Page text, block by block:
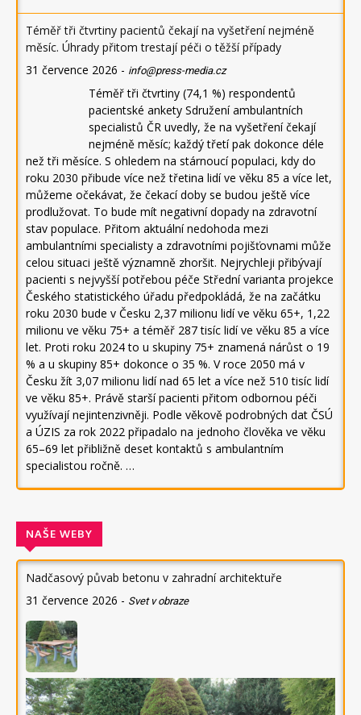
Téměř tři čtvrtiny pacientů čekají na vyšetření nejméně
měsíc. Úhrady přitom trestají péči o těžší případy
31 července 2026 - info@press-media.cz
Téměř tři čtvrtiny (74,1 %) respondentů
pacientské ankety Sdružení ambulantních
specialistů ČR uvedly, že na vyšetření čekají
nejméně měsíc; každý třetí pak dokonce déle
než tři měsíce. S ohledem na stárnoucí populaci, kdy do
roku 2030 přibude více než třetina lidí ve věku 85 a více let,
můžeme očekávat, že čekací doby se budou ještě více
prodlužovat. To bude mít negativní dopady na zdravotní
stav populace. Přitom aktuální nedohoda mezi
ambulantními specialisty a zdravotními pojišťovnami může
celou situaci ještě významně zhoršit. Nejrychleji přibývají
pacienti s nejvyšší potřebou péče Střední varianta projekce
Českého statistického úřadu předpokládá, že na začátku
roku 2030 bude v Česku 2,37 milionu lidí ve věku 65+, 1,22
milionu ve věku 75+ a téměř 287 tisíc lidí ve věku 85 a více
let. Proti roku 2024 to u skupiny 75+ znamená nárůst o 19
% a u skupiny 85+ dokonce o 35 %. V roce 2050 má v
Česku žít 3,07 milionu lidí nad 65 let a více než 510 tisíc lidí
ve věku 85+. Právě starší pacienti přitom odbornou péči
využívají nejintenzivněji. Podle věkově podrobných dat ČSÚ
a ÚZIS za rok 2022 připadalo na jednoho člověka ve věku
65–69 let přibližně deset kontaktů s ambulantním
specialistou ročně. …
NAŠE WEBY
Nadčasový půvab betonu v zahradní architektuře
31 července 2026 - Svet v obraze